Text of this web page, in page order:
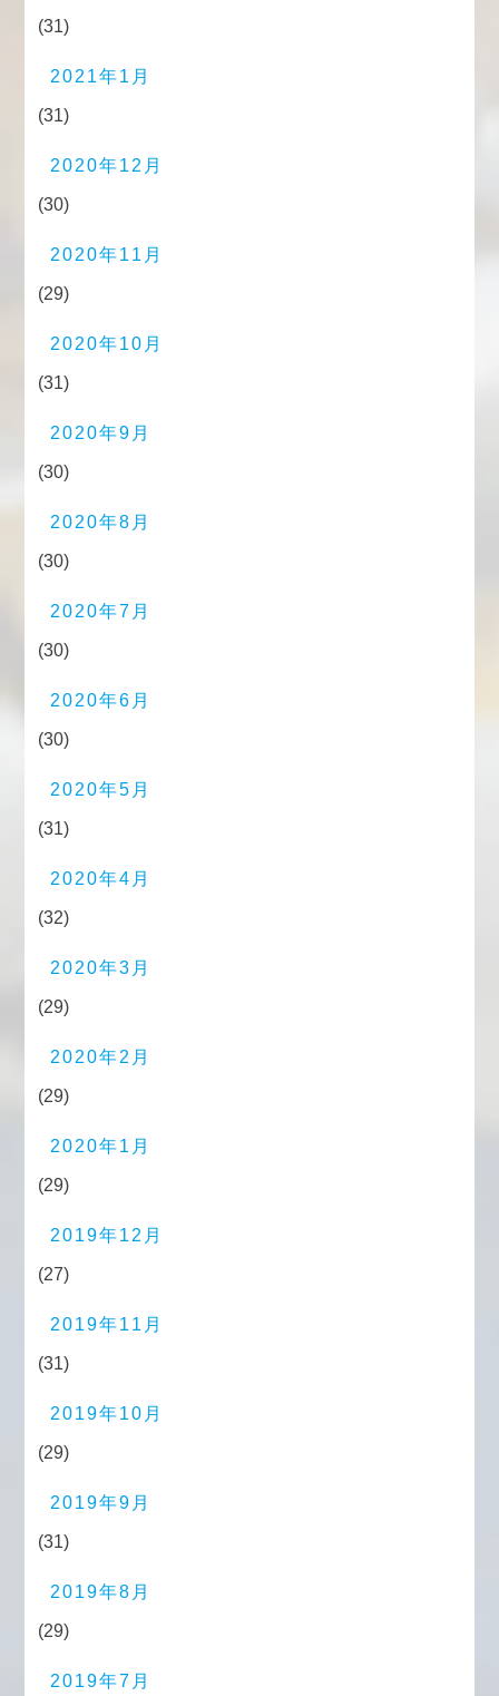
(31)
2021年1月
(31)
2020年12月
(30)
2020年11月
(29)
2020年10月
(31)
2020年9月
(30)
2020年8月
(30)
2020年7月
(30)
2020年6月
(30)
2020年5月
(31)
2020年4月
(32)
2020年3月
(29)
2020年2月
(29)
2020年1月
(29)
2019年12月
(27)
2019年11月
(31)
2019年10月
(29)
2019年9月
(31)
2019年8月
(29)
2019年7月